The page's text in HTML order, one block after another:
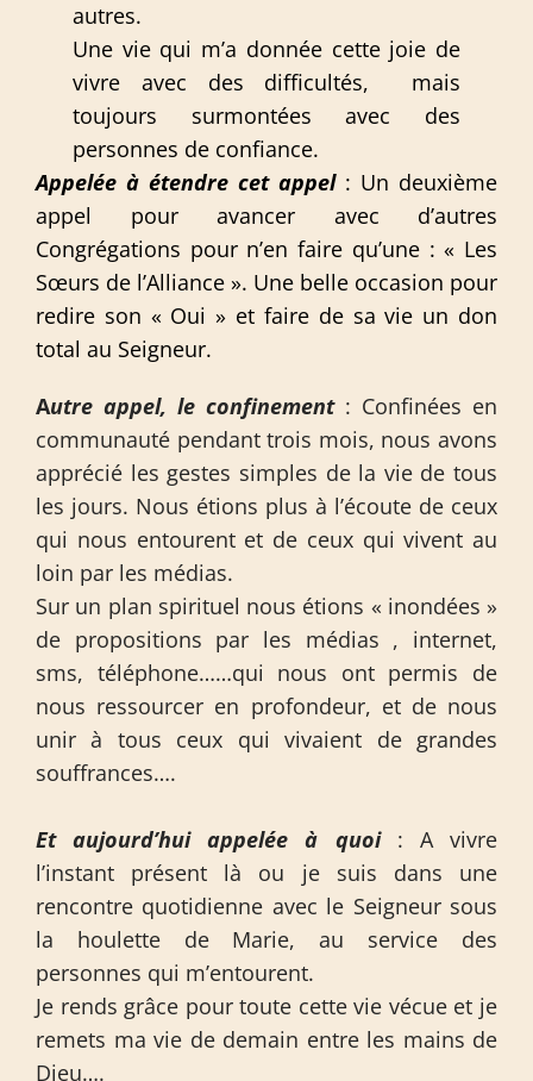
autres.
Une vie qui m’a donnée cette joie de
vivre avec des difficultés, mais
toujours surmontées avec des
personnes de confiance.
Appelée à étendre cet appel : Un deuxième
appel pour avancer avec d’autres
Congrégations pour n’en faire qu’une : « Les
Sœurs de l’Alliance ». Une belle occasion pour
redire son « Oui » et faire de sa vie un don
total au Seigneur.
Autre appel, le confinement: Confinées en
communauté pendant trois mois, nous avons
apprécié les gestes simples de la vie de tous
les jours. Nous étions plus à l’écoute de ceux
qui nous entourent et de ceux qui vivent au
loin par les médias.
Sur un plan spirituel nous étions « inondées »
de propositions par les médias , internet,
sms, téléphone……qui nous ont permis de
nous ressourcer en profondeur, et de nous
unir à tous ceux qui vivaient de grandes
souffrances….
Et aujourd’hui appelée à quoi: A vivre
l’instant présent là ou je suis dans une
rencontre quotidienne avec le Seigneur sous
la houlette de Marie, au service des
personnes qui m’entourent.
Je rends grâce pour toute cette vie vécue et je
remets ma vie de demain entre les mains de
Dieu….